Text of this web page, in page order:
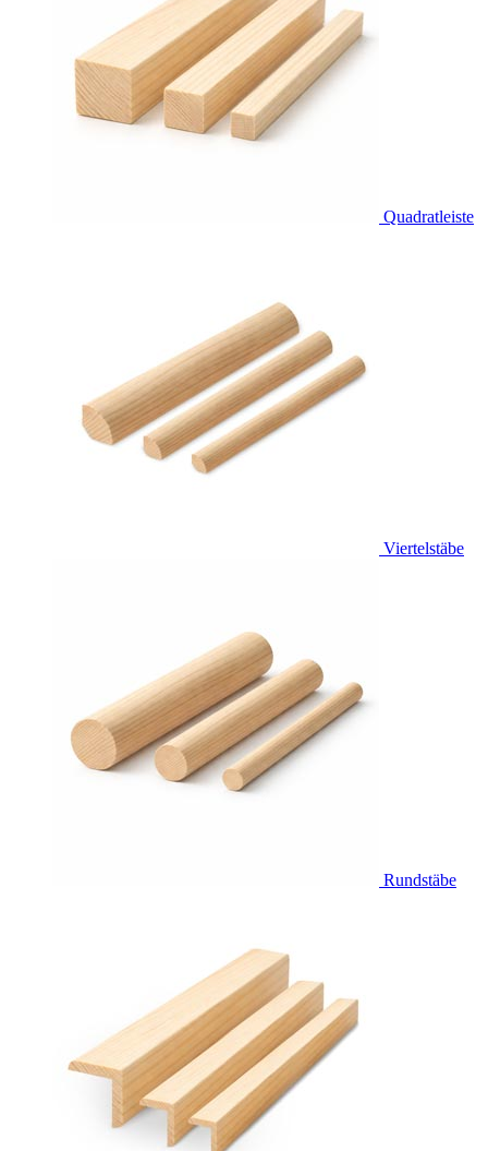
Quadratleiste
Viertelstäbe
Rundstäbe